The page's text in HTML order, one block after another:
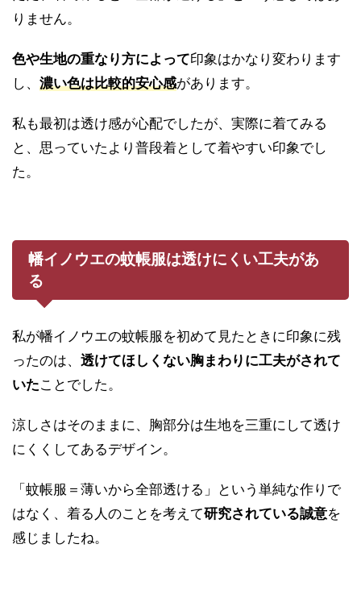
りません。
色や生地の重なり方によって印象はかなり変わります
し、 濃い色は比較的安心感があります。
私も最初は透け感が心配でしたが、実際に着てみる
と、思っていたより普段着として着やすい印象でし
た。
幡イノウエの蚊帳服は透けにくい工夫があ
る
私が幡イノウエの蚊帳服を初めて見たときに印象に残
ったのは、 透けてほしくない胸まわりに工夫がされて
いたことでした。
涼しさはそのままに、胸部分は生地を三重にして透け
にくくしてあるデザイン。
「蚊帳服＝薄いから全部透ける」という単純な作りで
はなく、着る人のことを考えて研究されている誠意を
感じましたね。